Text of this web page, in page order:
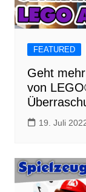
FEATURED
Geht
von
19. Juli